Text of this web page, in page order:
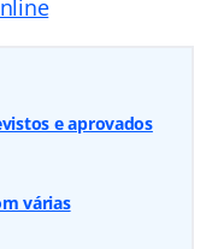
e aprovados
várias